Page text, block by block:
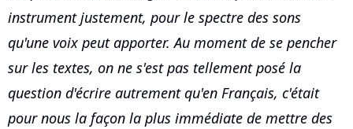
instrument justement, pour le spectre des sons
qu'une voix peut apporter. Au moment de se pencher
sur les textes, on ne s'est pas tellement posé la
question d'écrire autrement qu'en Français, c'était
pour nous la façon la plus immédiate de mettre des